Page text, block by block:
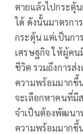
ตายแล้วไปกระตุ้
ได้ ดังนั้นมาตรกา
กระตุ้น แต่เป็นกา
เศรษฐกิจ ให้ผู้คน
ชีวิต รวมถึงการส่
ความพร้อมมากขึ้
จะเลือกหาคนที่มี
จำเป็นต้องพัฒนา
ความพร้อมมากขึ้